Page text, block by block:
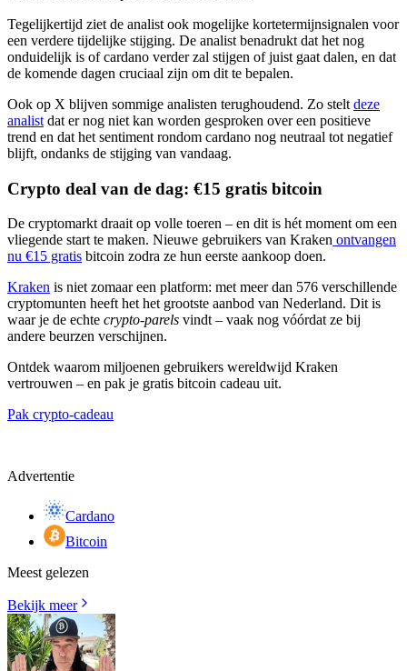
Tegelijkertijd ziet de analist ook mogelijke kortetermijnsignalen voor
een verdere tijdelijke stijging. De analist benadrukt dat het nog
onduidelijk is of cardano verder zal stijgen of juist gaat dalen, en dat
de komende dagen cruciaal zijn om dit te bepalen.
Ook op X blijven sommige analisten terughoudend. Zo stelt deze
analist dat er nog niet kan worden gesproken over een positieve
trend en dat het sentiment rondom cardano nog neutraal tot negatief
blijft, ondanks de stijging van vandaag.
Crypto deal van de dag: €15 gratis bitcoin
De cryptomarkt draait op volle toeren – en dit is hét moment om een
vliegende start te maken. Nieuwe gebruikers van Kraken ontvangen
nu €15 gratis bitcoin zodra ze hun eerste aankoop doen.
Kraken is niet zomaar een platform: met meer dan 576 verschillende
cryptomunten heeft het het grootste aanbod van Nederland. Dit is
waar je de echte crypto-parels vindt – vaak nog vóórdat ze bij
andere beurzen verschijnen.
Ontdek waarom miljoenen gebruikers wereldwijd Kraken
vertrouwen – en pak je gratis bitcoin cadeau uit.
Pak crypto-cadeau
Advertentie
Cardano
Bitcoin
Meest gelezen
Bekijk meer